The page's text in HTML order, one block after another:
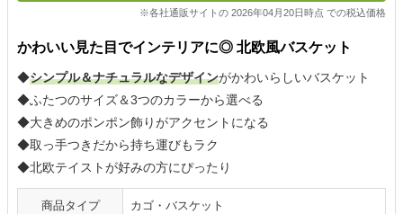
※各社通販サイトの 2026年04月20日時点 での税込価格
かわいい見た目でインテリアに◎ 北欧風バスケット
◆シンプル＆ナチュラルなデザインがかわいらしいバスケット
◆ふたつのサイズ＆3つのカラーから選べる
◆大きめのポンポン飾りがアクセントになる
◆取っ手つきだから持ち運びもラク
◆北欧テイストが好みの方にぴったり
商品タイプ カゴ・バスケット